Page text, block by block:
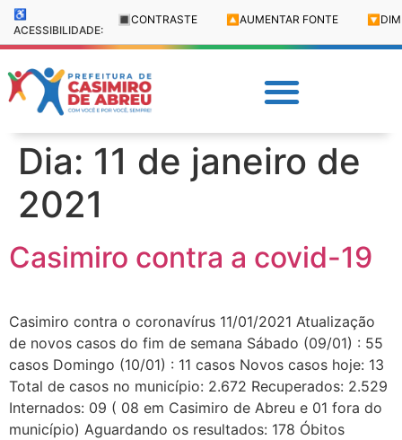
♿
ACESSIBILIDADE:
🔳 CONTRASTE 🔼 AUMENTAR FONTE 🔽
Dia: 11 de janeiro de
2021
Casimiro contra a covid-19
Casimiro contra o coronavírus 11/01/2021 Atualização
de novos casos do fim de semana Sábado (09/01) : 55
casos Domingo (10/01) : 11 casos Novos casos hoje: 13
Total de casos no município: 2.672 Recuperados: 2.529
Internados: 09 ( 08 em Casimiro de Abreu e 01 fora do
município) Aguardando os resultados: 178 Óbitos